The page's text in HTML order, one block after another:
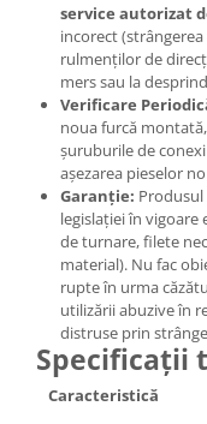
service autorizat
incorect
rulmenților de
mers sau la
Verificare
noua furcă
șuruburile de
așezarea pieselor
Garanție:
legislației în
de turnare, filete
material). Nu fac
rupte în urma
utilizării abuzive în
distruse prin
Specificații
Caracteristică